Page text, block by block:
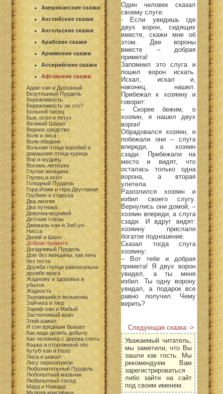
Американские сказки
Английские сказки
Ангольские сказки
Арабские сказки
Армянские сказки
Ассирийские сказки
Афганские сказки
Адам-хан и Дурханый
Безутешный Пурдель
Бережливость
Бережливость ли это?
Больной писец
Бык, осёл и петух
Великий Шакал
Верное средство
Волк и лиса
Волк-ябедник
Вольная птица воробей и
домашняя птица курица
Вор и мудрец
Восемь лепёшек
Глупая женщина
Глупец и осёл
Голодный Пурдель
Гора Илим и гора Двуглавая
Грубиян и старуха
Два лентяя
Два путника
Девочка-муравей
Детские слезы
Джемаль-хан и Зиб-ун-
Нисса
Диляй и Шахо
Добрая примета
Догадливый Пурдель
Дом без женщины, как печь
без теста
Дружба глупца равносильна
дружбе врага
Жадному и здоровье в
убыток
Жадность
Зазнавшийся вельможа
Зайчиха и тигр
Зариф-хан и Мабый
Застенчивый врач
Злой шакал
И сон вредным бывает
Как надо делить добычу
Как человека с дерева снять
Кошка и сторожевой пёс
Кутуб-хан и Назо
Лиса и шакал
Лису перехитрили
Любознательный Пурдель
Любопытный мальчик
Любопытный сосед
Мард и Намард
Мудрая красавица
Один человек сказал
своему слуге:
- Если увидишь где
двух ворон, сидящих
вместе, скажи мне об
этом. Две вороны
вместе – добрая
примета!
Запомнил это слуга и
пошел ворон искать.
Искал, искал и,
наконец, нашел.
Прибежал к хозяину и
говорит:
– Скорее бежим, о
хозяин, я нашел двух
ворон!
Обрадовался хозяин, и
побежали они – слуга
впереди, а хозяин
сзади. Прибежали на
место и видят, что
осталась только одна
ворона, а вторая
улетела.
Разозлился хозяин и
избил своего слугу.
Вернулись они домой, –
хозяин впереди, а слуга
сзади. И вдруг видят:
хозяину прислали
богатое подношение.
Сказал тогда слуга
хозяину:
– Вот тебе и добрая
примета! Я двух ворон
увидел, а ты меня
избил. Ты одну ворону
увидал, а подарок все
равно получил. Чему
верить?
Следующая сказка ->
Уважаемый читатель,
мы заметили, что Вы
зашли как гость. Мы
рекомендуем Вам
зарегистрироваться
либо зайти на сайт
под своим именем.